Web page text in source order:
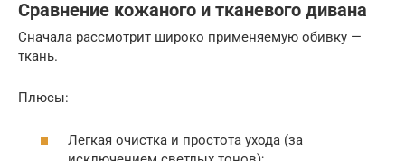
Сравнение кожаного и тканевого дивана
Сначала рассмотрит широко применяемую обивку —
ткань.
Плюсы:
Легкая очистка и простота ухода (за